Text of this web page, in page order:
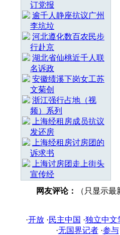
订党报
逾千人静座抗议广州
李坑垃
河北遵化数百农民步
行赴京
湖北省仙桃近千人联
名诉政
安徽绩溪下岗女工苏
文菊创
浙江强行占地（视
频）系列
上海经租房成员抗议
发还房
上海经租房讨房团的
诉求书
上海讨房团走上街头
宣传经
网友评论： （只显示
·开放·民主中国 ·独立中文
·无国界记者·参与